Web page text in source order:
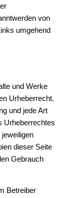
von
umgehend
und Werke
Urheberrecht.
und jede Art
Urheberrechtes
dieser Seite
Gebrauch
Betreiber